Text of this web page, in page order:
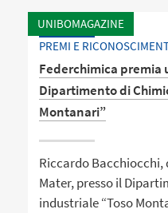
UNIBOMAGAZINE
PREMI E
Federchimica
Dipartimento di
Montanari”
Riccardo Bacchiocchi,
Mater, presso il
industriale “Toso